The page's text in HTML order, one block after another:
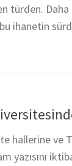
türden.
ihanetin
hallerine ve
yazısını